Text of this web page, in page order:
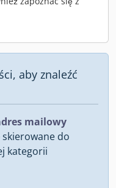
aby znaleźć
mailowy
skierowane do
kategorii